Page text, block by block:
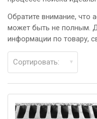
Обратите внимание, что
может быть не полным.
информации по товару,
Сортировать: